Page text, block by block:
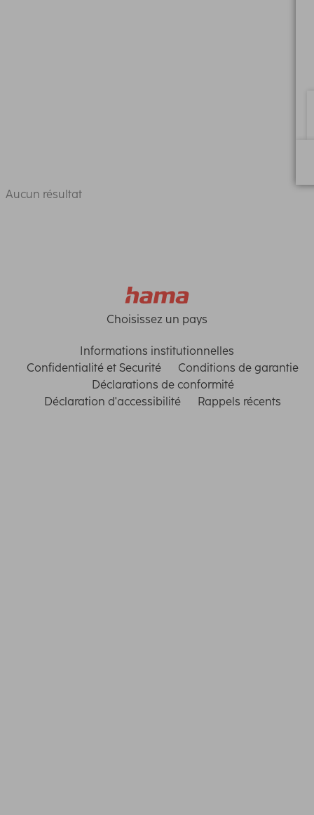
Aucun résultat
Choisissez un pays
Informations institutionnelles
Confidentialité et Securité
Conditions de garantie
Déclarations de conformité
Déclaration d'accessibilité
Rappels récents